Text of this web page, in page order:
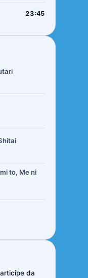
23:45
to, Me ni
da